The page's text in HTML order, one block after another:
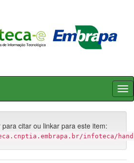
citar ou linkar para este item:
infoteca/